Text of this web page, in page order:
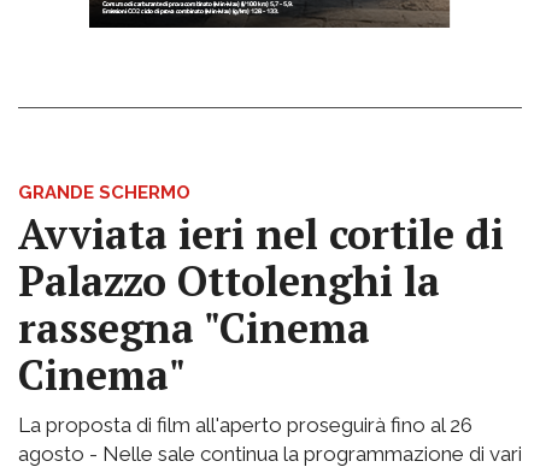
GRANDE SCHERMO
Avviata ieri nel cortile di
Palazzo Ottolenghi la
rassegna "Cinema
Cinema"
La proposta di film all'aperto proseguirà fino al 26
agosto - Nelle sale continua la programmazione di vari